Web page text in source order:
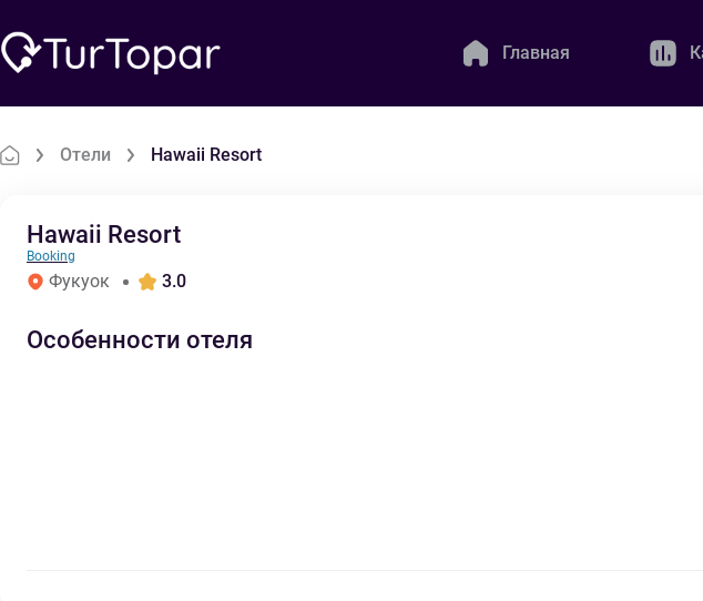
Главная
Отели Hawaii Resort
Hawaii Resort
Booking
Фукуок 3.0
Особенности отеля